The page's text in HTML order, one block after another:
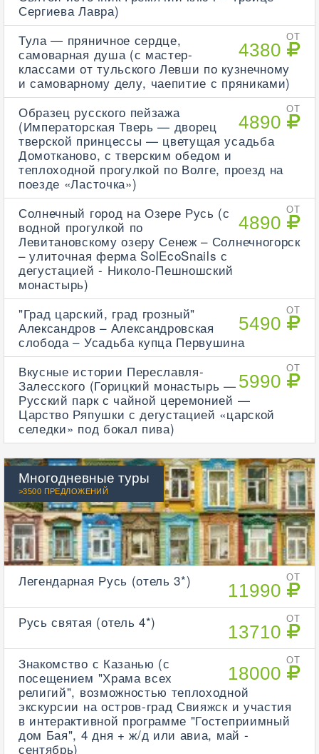
Сергиева Лавра)
ОТ
4380
Тула — пряничное сердце,
самоварная душа (с мастер-
классами от тульского Левши по кузнечному
и самоварному делу, чаепитие с пряниками)
ОТ
4890
Образец русского пейзажа
(Императорская Тверь — дворец
тверской принцессы — цветущая усадьба
Домотканово, с тверским обедом и
теплоходной прогулкой по Волге, проезд на
поезде «Ласточка»)
ОТ
4890
Солнечный город на Озере Русь (с
водной прогулкой по
Левитановскому озеру Сенеж – Солнечногорск
– улиточная ферма SolEcoSnails с
дегустацией - Николо-Пешношский
монастырь)
ОТ
5490
"Град царский, град грозный"
Александров – Александровская
слобода – Усадьба купца Первушина
ОТ
5990
Вкусные истории Переславля-
Залесского (Горицкий монастырь —
Русский парк с чайной церемонией —
Царство Ряпушки с дегустацией «царской
селедки» под бокал пива)
Многодневные туры
>3500 ПРЕДЛОЖЕНИЙ
ОТ
11990
Легендарная Русь (отель 3*)
ОТ
13710
Русь святая (отель 4*)
ОТ
18000
Знакомство с Казанью (с
посещением "Храма всех
религий", возможностью теплоходной
экскурсии на остров-град Свияжск и участия
в интерактивной программе "Гостеприимный
дом Бая", 4 дня + ж/д или авиа, май -
сентябрь)